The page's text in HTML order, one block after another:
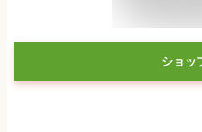
ショッ